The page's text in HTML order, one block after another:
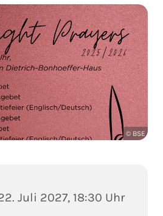
© BSE
Juli 2027, 18:30 Uhr